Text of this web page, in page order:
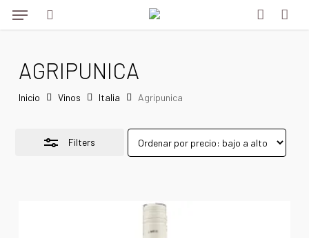
Skip
to
content
search account
Menu
AGRIPUNICA
Inicio Vinos Italia Agripunica
Filters
Close
Menu